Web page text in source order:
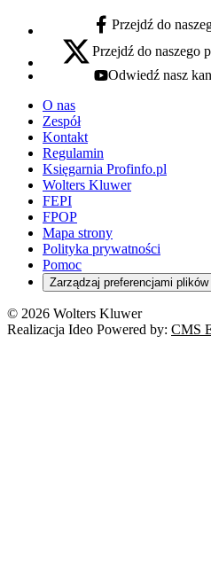
facebook - otwiera się w
Przejdź do
x - otwiera się w nowej karcie
Przejdź do naszego
youtube - otwiera się w
Odwiedź nasz
O nas
Zespół
Kontakt
Regulamin
Księgarnia Profinfo.pl
Wolters Kluwer
FEPI
FPOP
Mapa strony
Polityka prywatności
Pomoc
Zarządzaj preferencjami
© 2026 Wolters Kluwer
Realizacja Ideo Powered by: CMS